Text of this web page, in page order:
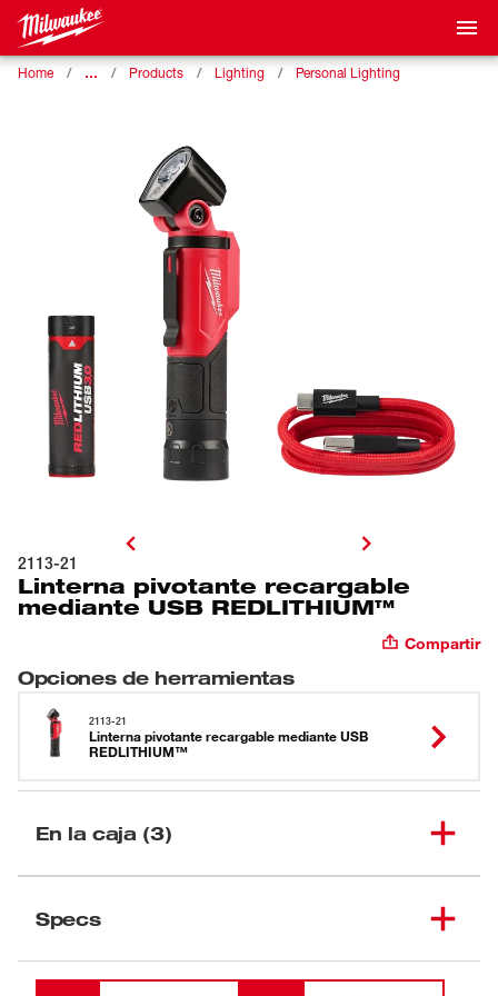
Home … Products Lighting Personal Lighting
2113-21
Linterna pivotante recargable
mediante USB REDLITHIUM™
Compartir
Opciones de herramientas
2113-21
Linterna pivotante recargable mediante USB
REDLITHIUM™
En la caja (3)
(1)
(1) Cable para servicio
Specs
Cargando